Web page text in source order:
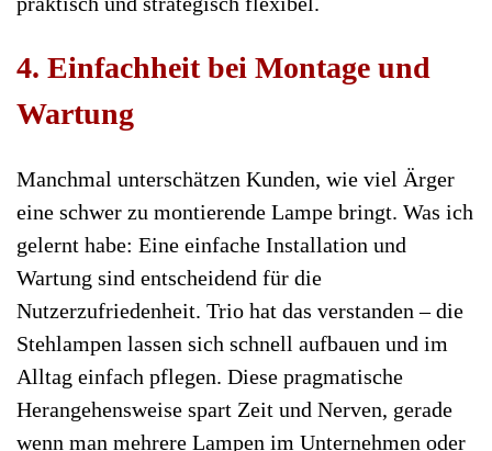
4. Einfachheit bei Montage und
Wartung
Manchmal unterschätzen Kunden, wie viel Ärger
eine schwer zu montierende Lampe bringt. Was ich
gelernt habe: Eine einfache Installation und
Wartung sind entscheidend für die
Nutzerzufriedenheit. Trio hat das verstanden – die
Stehlampen lassen sich schnell aufbauen und im
Alltag einfach pflegen. Diese pragmatische
Herangehensweise spart Zeit und Nerven, gerade
wenn man mehrere Lampen im Unternehmen oder